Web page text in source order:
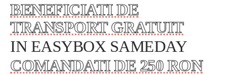
BENEFICIATI DE
TRANSPORT GRATUIT
IN EASYBOX SAMEDAY
COMANDATI DE 250 RON